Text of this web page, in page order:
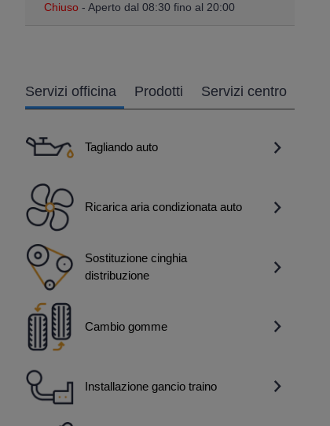
Chiuso - Aperto dal 08:30 fino al 20:00
Servizi officina Prodotti Servizi centro
Tagliando auto
Ricarica aria condizionata auto
Sostituzione cinghia
distribuzione
Cambio gomme
Installazione gancio traino